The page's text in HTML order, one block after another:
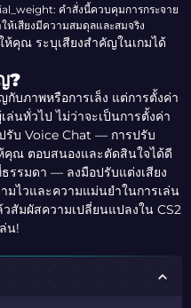
: คำสั่งนี้ควบคุมการกระจาย
ห้เสียงมีความสมดุลและสมจริง
ห้คุณ ระบุเสียงสำคัญในเกมได้
?
บภาพหรือการเล็ง แต่การตั้งค่า
นทั่วไป ไม่ว่าจะเป็นการตั้งค่า
รับ Voice Chat — การปรับ
คุณ ตอบสนองและตัดสินใจได้ดี
รรมดา — ลงมือปรับแต่งเสียง
ไวและความแม่นยำในการเล่น
สัมผัสความเปลี่ยนแปลงใน CS2
น!